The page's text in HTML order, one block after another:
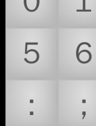
５
６
：
；